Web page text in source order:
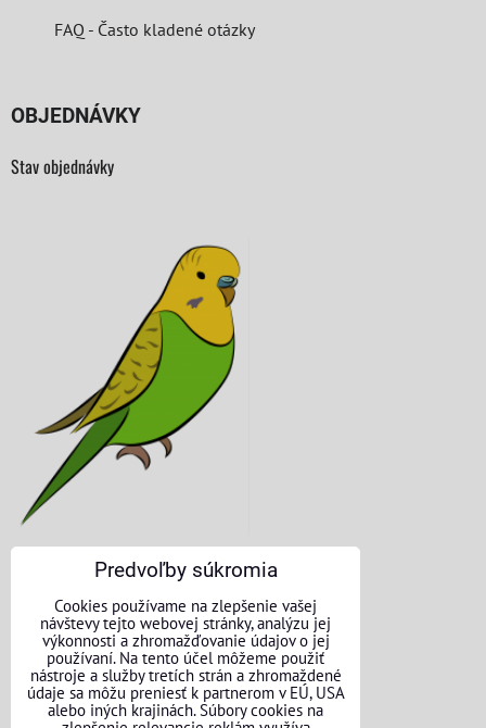
FAQ - Často kladené otázky
OBJEDNÁVKY
Stav objednávky
KONTAKTNÉ ÚDAJE
O nás
Kontakt
Predvoľby súkromia
Cookies používame na zlepšenie vašej
návštevy tejto webovej stránky, analýzu jej
výkonnosti a zhromažďovanie údajov o jej
používaní. Na tento účel môžeme použiť
nástroje a služby tretích strán a zhromaždené
údaje sa môžu preniesť k partnerom v EÚ, USA
alebo iných krajinách. Súbory cookies na